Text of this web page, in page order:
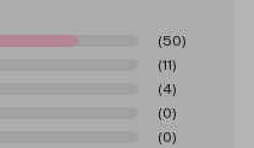
(50)
(11)
(4)
(0)
(0)